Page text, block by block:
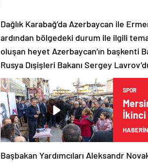
Dağlık Karabağ’da Azerbaycan ile
ardından bölgedeki durum ile ilgili
oluşan heyet Azerbaycan’ın başkenti
Rusya Dışişleri Bakanı Sergey
SPOR
İkinci
Başbakan Yardımcıları Aleksandr